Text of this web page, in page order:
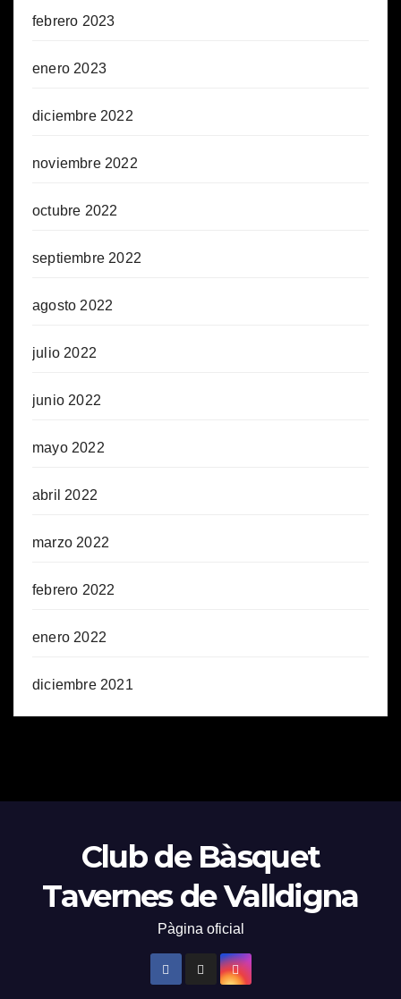
febrero 2023
enero 2023
diciembre 2022
noviembre 2022
octubre 2022
septiembre 2022
agosto 2022
julio 2022
junio 2022
mayo 2022
abril 2022
marzo 2022
febrero 2022
enero 2022
diciembre 2021
Club de Bàsquet
Tavernes de Valldigna
Pàgina oficial